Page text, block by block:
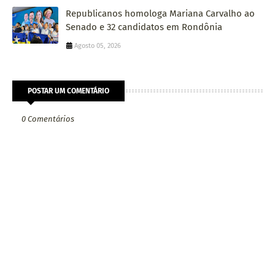
Republicanos homologa Mariana Carvalho ao
Senado e 32 candidatos em Rondônia
Agosto 05, 2026
POSTAR UM COMENTÁRIO
0 Comentários